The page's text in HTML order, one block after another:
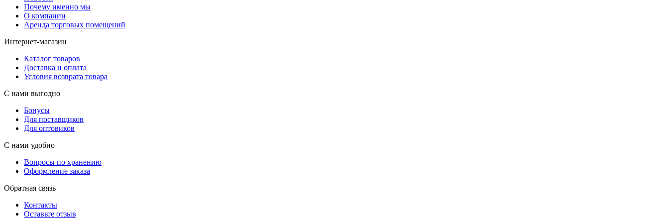
Почему именно мы
О компании
Аренда торговых помещений
Интернет-магазин
Каталог товаров
Доставка и оплата
Условия возврата товара
С нами выгодно
Бонусы
Для поставщиков
Для оптовиков
С нами удобно
Вопросы по хранению
Оформление заказа
Обратная связь
Контакты
Оставьте отзыв